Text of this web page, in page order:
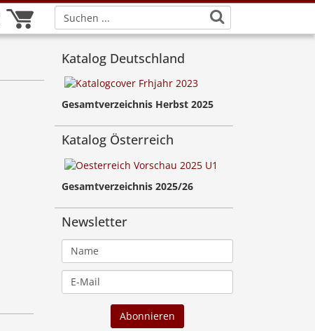
Katalog Deutschland
Gesamtverzeichnis Herbst 2025
Katalog Österreich
Gesamtverzeichnis 2025/26
Newsletter